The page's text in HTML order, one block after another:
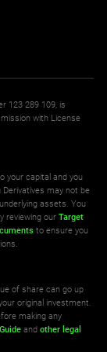
0.680
15.444
0.380
123 289 109, is
with License
your capital and you
may not be
assets. You
reviewing ourTarget
to ensure you
of share can go up
original investment.
making any
andother legal